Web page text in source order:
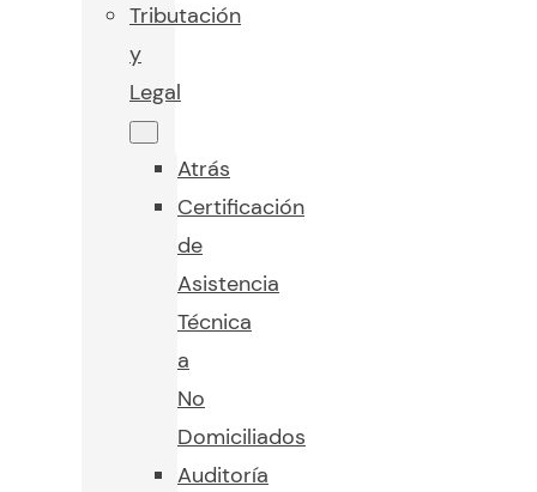
Tributación
y
Legal
Atrás
Certificación
de
Asistencia
Técnica
a
No
Domiciliados
Auditoría